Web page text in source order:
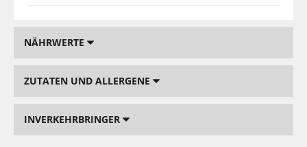
NÄHRWERTE
ZUTATEN UND ALLERGENE
INVERKEHRBRINGER